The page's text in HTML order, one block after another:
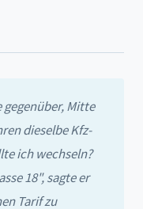
gegenüber, Mitte
dieselbe Kfz-
ich wechseln?
18", sagte er
Tarif zu